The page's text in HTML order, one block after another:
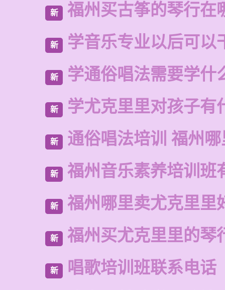
新 福州买古筝的琴行在
新 学音乐专业以后可以
新 学通俗唱法需要学什
新 学尤克里里对孩子有
新 通俗唱法培训 福州
新 福州音乐素养培训班
新 福州哪里卖尤克里里
新 福州买尤克里里的琴
新 唱歌培训班联系电话